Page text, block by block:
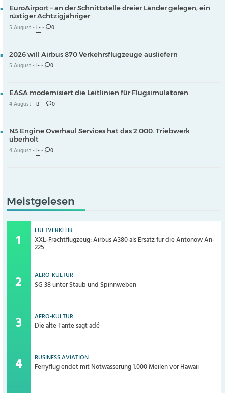
EuroAirport – an der Schnittstelle dreier Länder gelegen, ein
rüstiger Achtzigjähriger
5 August -L-- 0
2026 will Airbus 870 Verkehrsflugzeuge ausliefern
5 August - I-- 0
EASA modernisiert die Leitlinien für Flugsimulatoren
4 August -B-- 0
N3 Engine Overhaul Services hat das 2.000. Triebwerk
überholt
4 August - I-- 0
Meistgelesen
LUFTVERKEHR
XXL-Frachtflugzeug: Airbus A380 als Ersatz für die Antonow An-
225
AERO-KULTUR
SG 38 unter Staub und Spinnweben
AERO-KULTUR
Die alte Tante sagt adé
BUSINESS AVIATION
Ferryflug endet mit Notwasserung 1.000 Meilen vor Hawaii